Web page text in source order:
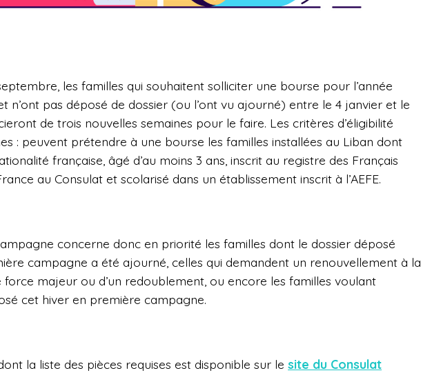
les familles qui souhaitent solliciter une bourse pour l’année
n’ont pas déposé de dossier (ou l’ont vu ajourné) entre le 4 janvier et le
de trois nouvelles semaines pour le faire. Les critères d’éligibilité
: peuvent prétendre à une bourse les familles installées au Liban dont
française, âgé d’au moins 3 ans, inscrit au registre des Français
au Consulat et scolarisé dans un établissement inscrit à l’AEFE.
concerne donc en priorité les familles dont le dossier déposé
campagne a été ajourné, celles qui demandent un renouvellement à la
force majeur ou d’un redoublement, ou encore les familles voulant
cet hiver en première campagne.
la liste des pièces requises est disponible sur le site du Consulat